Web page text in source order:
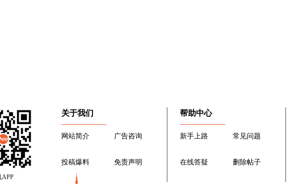
APP
关于我们
网站简介 广告咨询
投稿爆料 免责声明
帮助中心
新手上路 常见问题
在线答疑 删除帖子